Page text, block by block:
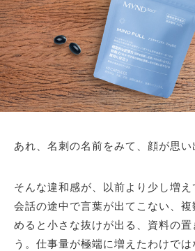
あれ、名刺の名前をみて、顔が思
そんな違和感が、以前より少し増え
会話の途中で言葉が出てこない、
めると小さな抜けが出る、資料の置
う。仕事量が極端に増えたわけで